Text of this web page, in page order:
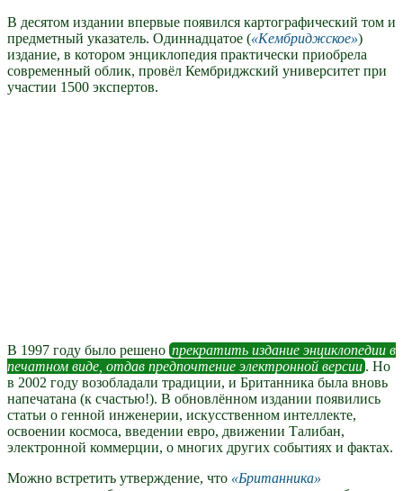
В десятом издании впервые появился картографический том и
предметный указатель. Одиннадцатое ( Кембриджское )
издание, в котором энциклопедия практически приобрела
современный облик, провёл Кембриджский университет при
участии 1500 экспертов.
В 1997 году было решено прекратить издание энциклопедии в
печатном виде, отдав предпочтение электронной версии . Но
в 2002 году возобладали традиции, и Британника была вновь
напечатана (к счастью!). В обновлённом издании появились
статьи о генной инженерии, искусственном интеллекте,
освоении космоса, введении евро, движении Талибан,
электронной коммерции, о многих других событиях и фактах.
Можно встретить утверждение, что
Британника